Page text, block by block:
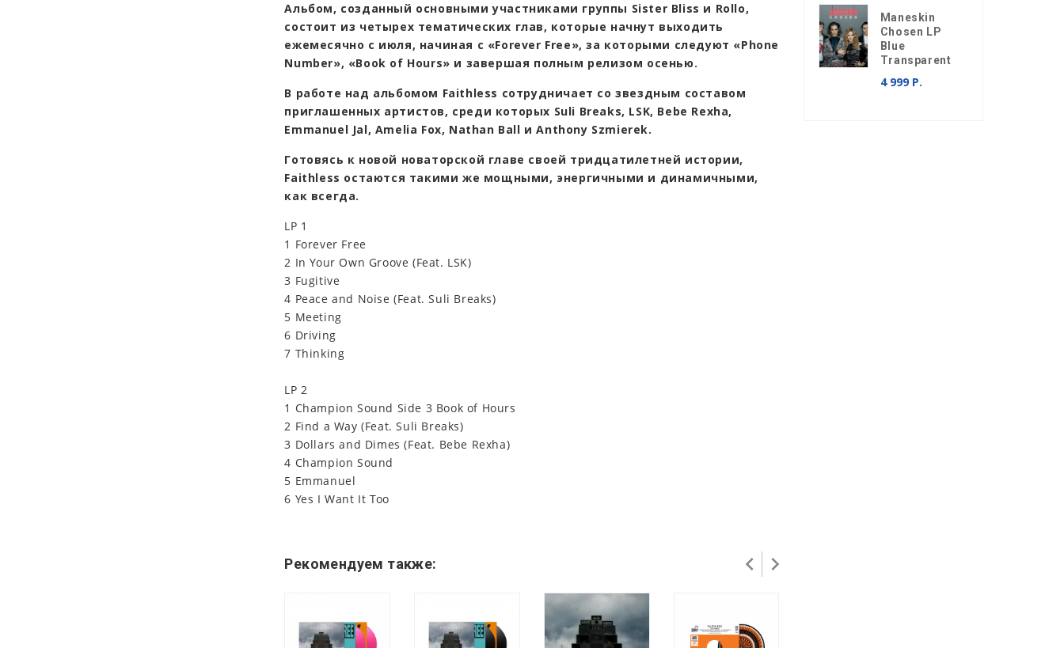
Альбом, созданный основными участниками группы Sister Bliss и Rollo,
состоит из четырех тематических глав, которые начнут выходить
ежемесячно с июля, начиная с «Forever Free», за которыми следуют «Phone
Number», «Book of Hours» и завершая полным релизом осенью.
В работе над альбомом Faithless сотрудничает со звездным составом
приглашенных артистов, среди которых Suli Breaks, LSK, Bebe Rexha,
Emmanuel Jal, Amelia Fox, Nathan Ball и Anthony Szmierek.
Готовясь к новой новаторской главе своей тридцатилетней истории,
Faithless остаются такими же мощными, энергичными и динамичными,
как всегда.
LP 1
1 Forever Free
2 In Your Own Groove (Feat. LSK)
3 Fugitive
4 Peace and Noise (Feat. Suli Breaks)
5 Meeting
6 Driving
7 Thinking
LP 2
1 Champion Sound Side 3 Book of Hours
2 Find a Way (Feat. Suli Breaks)
3 Dollars and Dimes (Feat. Bebe Rexha)
4 Champion Sound
5 Emmanuel
6 Yes I Want It Too
Рекомендуем также:
Maneskin
Chosen LP
Blue
Transparent
4 999 Р.